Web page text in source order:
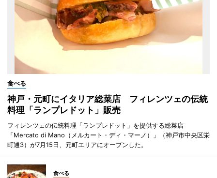
食べる
神戸・元町にイタリア総菜店 フィレンツェの伝統
料理「ランプレドット」販売
フィレンツェの伝統料理「ランプレドット」を提供する総菜店
「Mercato di Mano（メルカート・ディ・マーノ）」（神戸市中央区栄
町通3）が7月15日、元町エリアにオープンした。
食べる